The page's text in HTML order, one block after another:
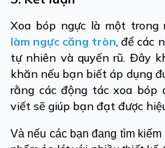
Xoa bóp ngực là một trong
làm ngực căng tròn, để các
tự nhiên và quyến rũ. Đây
khăn nếu bạn biết áp dụng
rằng các động tác xoa bóp
viết sẽ giúp bạn đạt được
Và nếu các bạn đang tìm